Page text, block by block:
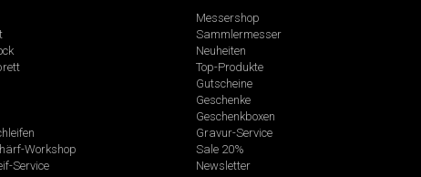
Workshop
Service
Messershop
Sammlermesser
Neuheiten
Top-Produkte
Gutscheine
Geschenke
Geschenkboxen
Gravur-Service
Sale 20%
Newsletter